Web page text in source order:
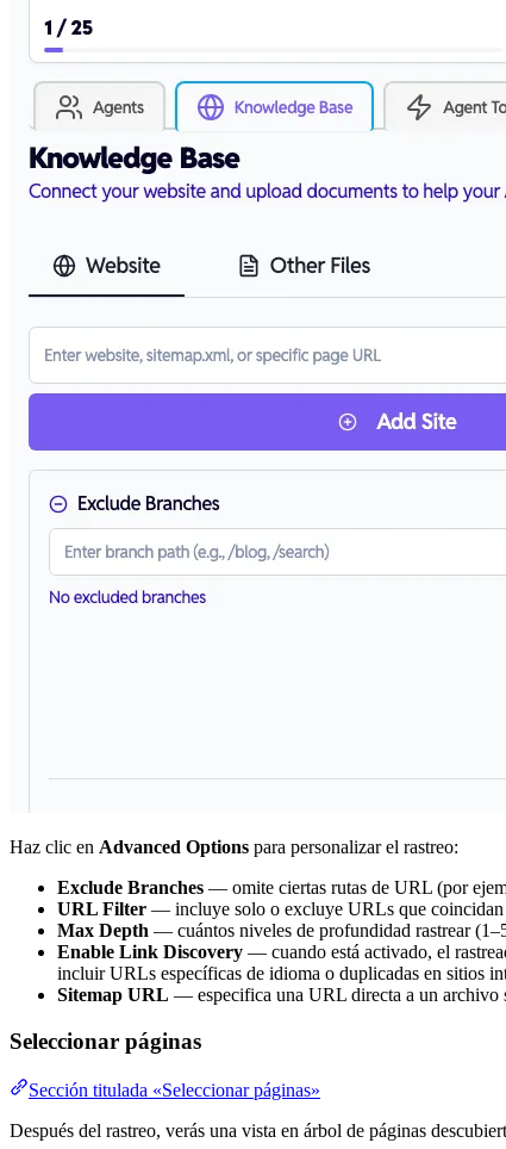
Haz clic en Advanced Options para personalizar el rastreo:
Exclude Branches — omite ciertas rutas de URL (por
URL Filter — incluye solo o excluye URLs que coincidan
Max Depth — cuántos niveles de profundidad rastrear
Enable Link Discovery — cuando está activado, el
incluir URLs específicas de idioma o duplicadas en sitios
Sitemap URL — especifica una URL directa a un archivo
Seleccionar páginas
Sección titulada «Seleccionar páginas»
Después del rastreo, verás una vista en árbol de páginas